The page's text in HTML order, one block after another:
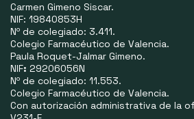
Carmen Gimeno Siscar.
NIF: 19840853H
Nº de colegiado: 3.411.
Colegio Farmacéutico de Valencia.
Paula Roquet-Jalmar Gimeno.
NIF: 29206056N
Nº de colegiado: 11.553.
Colegio Farmacéutico de Valencia.
Con autorización administrativa de la